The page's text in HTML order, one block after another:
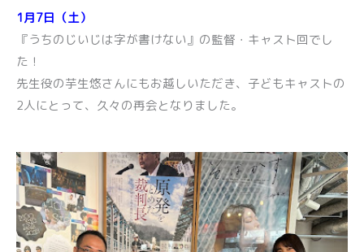
1月7日（土）
『うちのじいじは字が書けない』の監督・キャスト回でし
た！
先生役の芋生悠さんにもお越しいただき、子どもキャストの
2人にとって、久々の再会となりました。